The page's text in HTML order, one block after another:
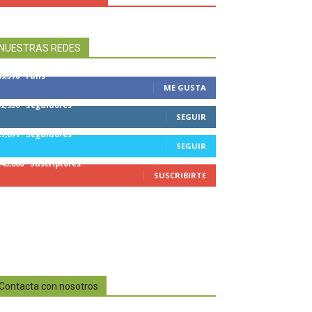
NUESTRAS REDES
Fans
ME GUSTA
Seguidores
SEGUIR
Seguidores
SEGUIR
Suscriptores
SUSCRIBIRTE
con nosotros